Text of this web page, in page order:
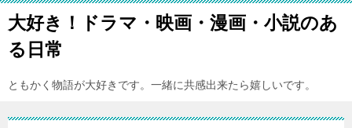
大好き！ドラマ・映画・漫画・小説のあ
る日常
ともかく物語が大好きです。一緒に共感出来たら嬉しいです。